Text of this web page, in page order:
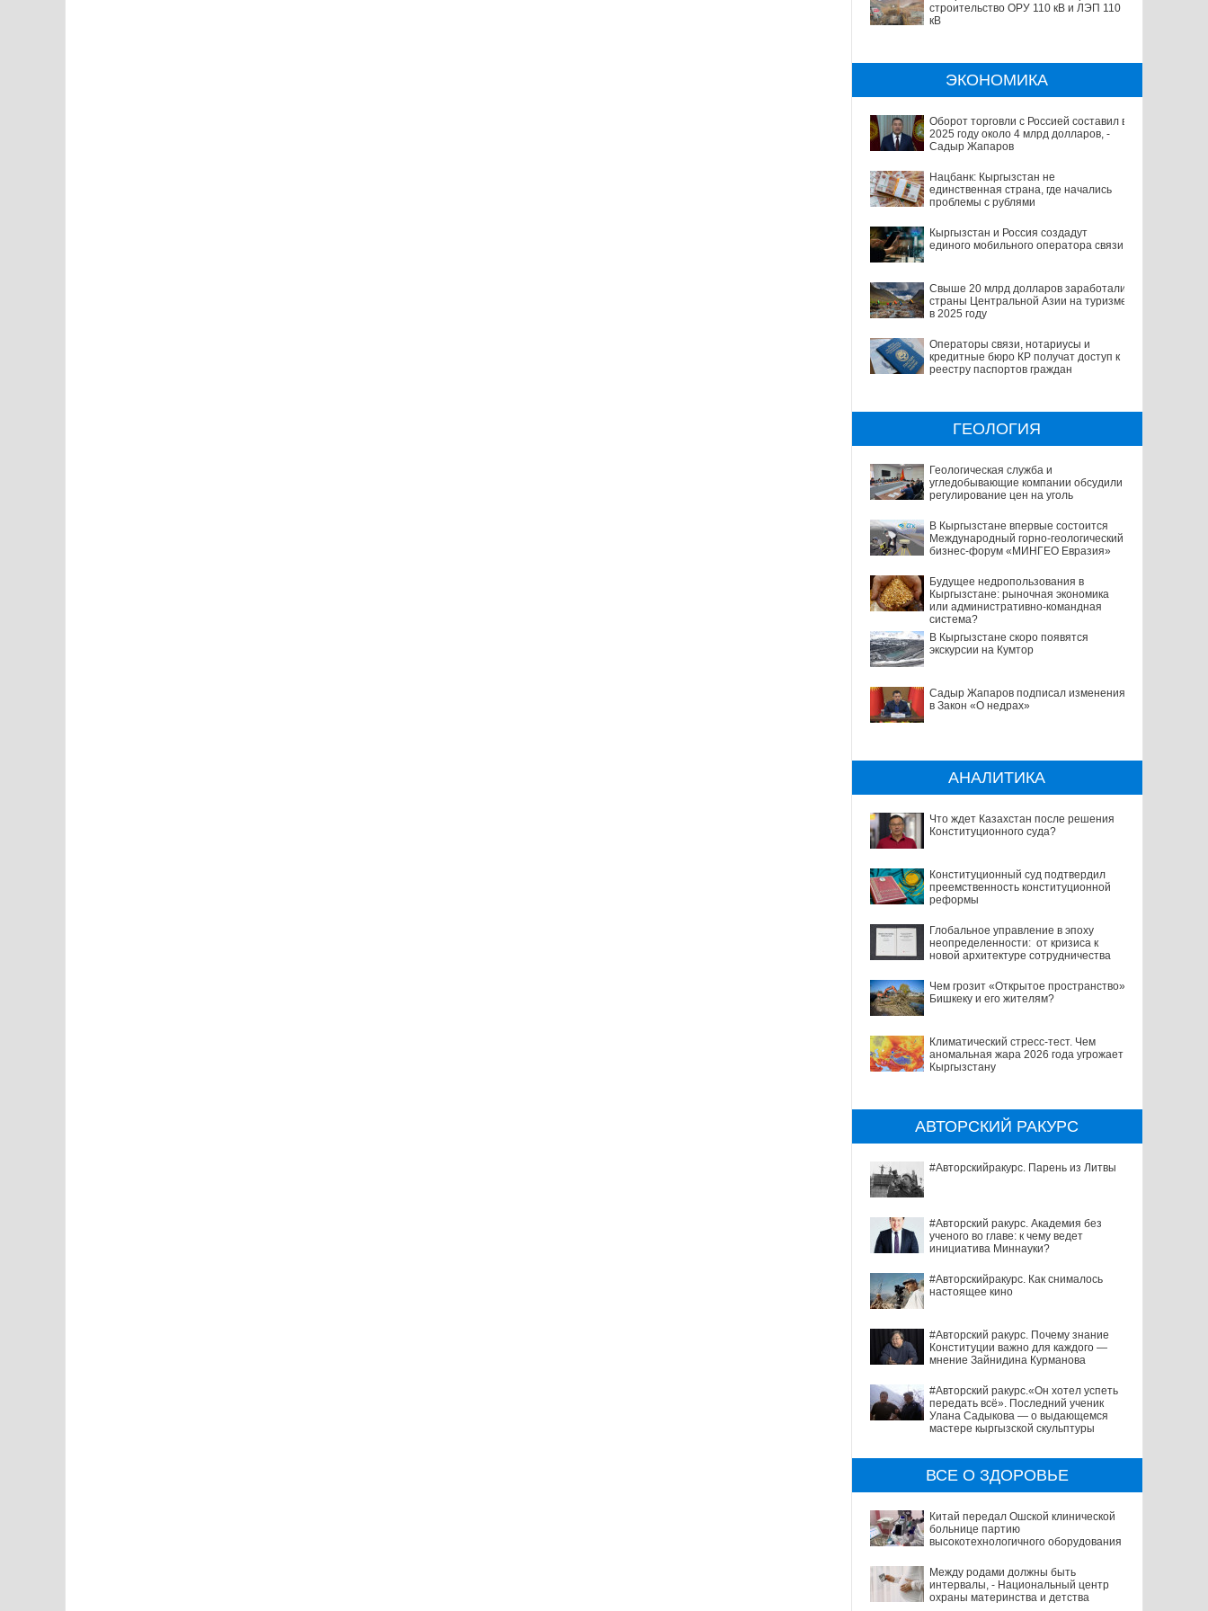
строительство ОРУ 110 кВ и ЛЭП 110
кВ
ЭКОНОМИКА
Оборот торговли с Россией составил в
2025 году около 4 млрд долларов, -
Садыр Жапаров
Нацбанк: Кыргызстан не
единственная страна, где начались
проблемы с рублями
Кыргызстан и Россия создадут
единого мобильного оператора связи
Свыше 20 млрд долларов заработали
страны Центральной Азии на туризме
в 2025 году
Операторы связи, нотариусы и
кредитные бюро КР получат доступ к
реестру паспортов граждан
ГЕОЛОГИЯ
Геологическая служба и
угледобывающие компании обсудили
регулирование цен на уголь
В Кыргызстане впервые состоится
Международный горно-геологический
бизнес-форум «МИНГЕО Евразия»
Будущее недропользования в
Кыргызстане: рыночная экономика
или административно-командная
система?
В Кыргызстане скоро появятся
экскурсии на Кумтор
Садыр Жапаров подписал изменения
в Закон «О недрах»
АНАЛИТИКА
Что ждет Казахстан после решения
Конституционного суда?
Конституционный суд подтвердил
преемственность конституционной
реформы
Глобальное управление в эпоху
неопределенности: от кризиса к
новой архитектуре сотрудничества
Чем грозит «Открытое пространство»
Бишкеку и его жителям?
Климатический стресс-тест. Чем
аномальная жара 2026 года угрожает
Кыргызстану
АВТОРСКИЙ РАКУРС
#Авторскийракурс. Парень из Литвы
#Авторский ракурс. Академия без
ученого во главе: к чему ведет
инициатива Миннауки?
#Авторскийракурс. Как снималось
настоящее кино
#Авторский ракурс. Почему знание
Конституции важно для каждого —
мнение Зайнидина Курманова
#Авторский ракурс.«Он хотел успеть
передать всё». Последний ученик
Улана Садыкова — о выдающемся
мастере кыргызской скульптуры
ВСЕ О ЗДОРОВЬЕ
Китай передал Ошской клинической
больнице партию
высокотехнологичного оборудования
Между родами должны быть
интервалы, - Национальный центр
охраны материнства и детства